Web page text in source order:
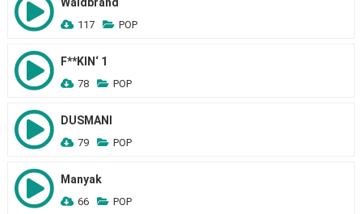
117 POP
F**KIN‘ 1
78 POP
DUSMANI
79 POP
Manyak
66 POP